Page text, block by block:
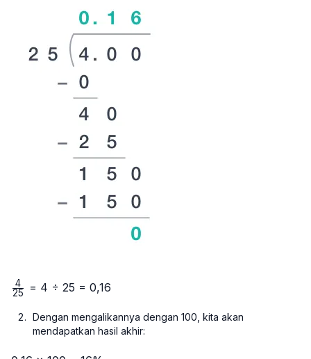
\frac{4}
25
4 = 4 ÷ 25 = 0,16
Dengan mengalikannya dengan 100, kita akan
mendapatkan hasil akhir: